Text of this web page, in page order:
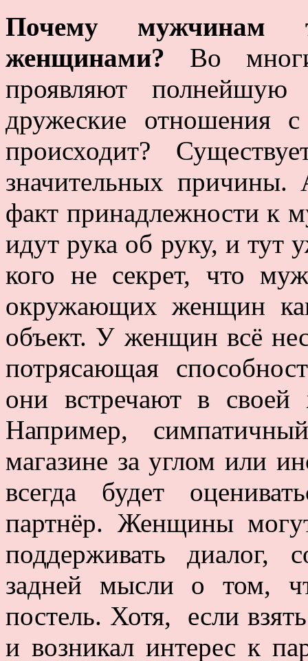
Почему мужчинам
женщинами? Во
проявляют полнейшую
дружеские отношения
происходит?
значительных
факт принадлежности к
идут рука об руку, и
кого не секрет, что
окружающих женщин
объект. У женщин всё
потрясающая
они встречают в
Например,
магазине за углом или
всегда будет
партнёр. Женщины
поддерживать диалог,
задней мысли о том,
постель. Хотя, если
и возникал интерес к